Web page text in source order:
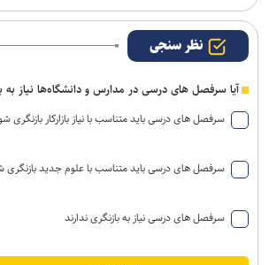
نظر سنجی
آیا سرفصل های درسی در مدارس و دانشگاه‌ها نیاز به
سرفصل های درسی باید متناسب با نیاز بازارکار بازنگری
سرفصل های درسی باید متناسب با علوم جدید بازنگری
سرفصل های درسی نیاز به بازنگری ندارند